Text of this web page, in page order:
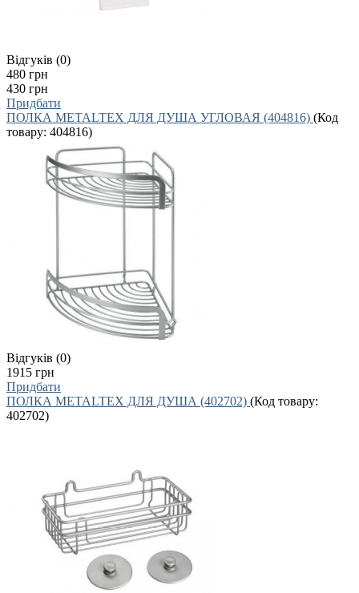
Відгуків (0)
480 грн
430 грн
Придбати
ПОЛКА METALTEX ДЛЯ ДУША УГЛОВАЯ (404816) (Код
товару: 404816)
Відгуків (0)
1915 грн
Придбати
ПОЛКА METALTEX ДЛЯ ДУША (402702) (Код товару:
402702)